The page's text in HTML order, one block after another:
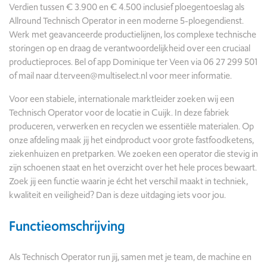
Verdien tussen € 3.900 en € 4.500 inclusief ploegentoeslag als
Allround Technisch Operator in een moderne 5-ploegendienst.
Werk met geavanceerde productielijnen, los complexe technische
storingen op en draag de verantwoordelijkheid over een cruciaal
productieproces. Bel of app Dominique ter Veen via 06 27 299 501
of mail naard.terveen@multiselect.nlvoor meer informatie.
Voor een stabiele, internationale marktleider zoeken wij een
Technisch Operator voor de locatie in Cuijk. In deze fabriek
produceren, verwerken en recyclen we essentiële materialen. Op
onze afdeling maak jij het eindproduct voor grote fastfoodketens,
ziekenhuizen en pretparken. We zoeken een operator die stevig in
zijn schoenen staat en het overzicht over het hele proces bewaart.
Zoek jij een functie waarin je écht het verschil maakt in techniek,
kwaliteit en veiligheid? Dan is deze uitdaging iets voor jou.
Functieomschrijving
Als Technisch Operator run jij, samen met je team, de machine en